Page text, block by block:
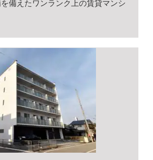
備えたワンランク上の賃貸マンシ